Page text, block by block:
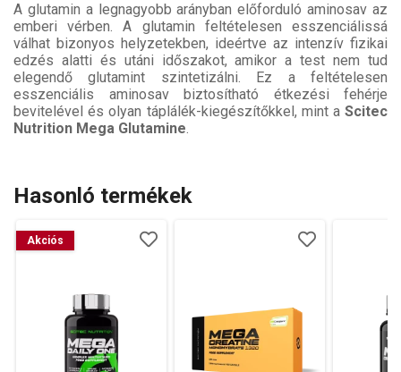
A glutamin a legnagyobb arányban előforduló aminosav az
emberi vérben. A glutamin feltételesen esszenciálissá
válhat bizonyos helyzetekben, ideértve az intenzív fizikai
edzés alatti és utáni időszakot, amikor a test nem tud
elegendő glutamint szintetizálni. Ez a feltételesen
esszenciális aminosav biztosítható étkezési fehérje
bevitelével és olyan táplálék-kiegészítőkkel, mint a Scitec
Nutrition Mega Glutamine.
Hasonló termékek
Akciós